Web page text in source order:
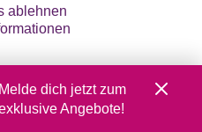
ablehnen
Melde dich jetzt zum
Angebote!